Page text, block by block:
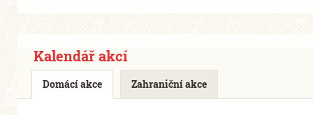
Kalendář akcí
Domácí akce Zahraniční akce